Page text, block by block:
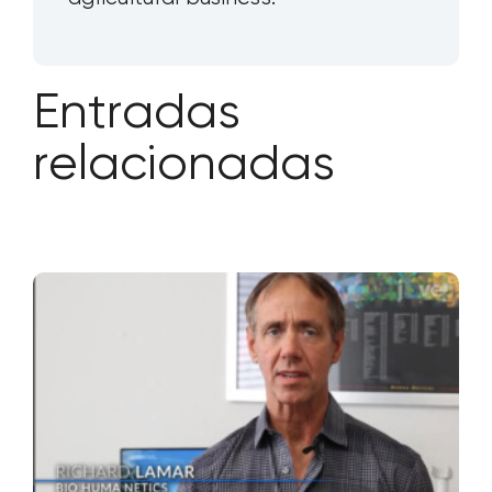
Entradas
relacionadas